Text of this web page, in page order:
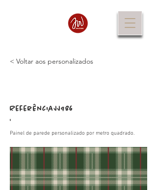
< Voltar aos personalizados
Referência
:
JJ986
Painel de parede personalizado por metro quadrado.